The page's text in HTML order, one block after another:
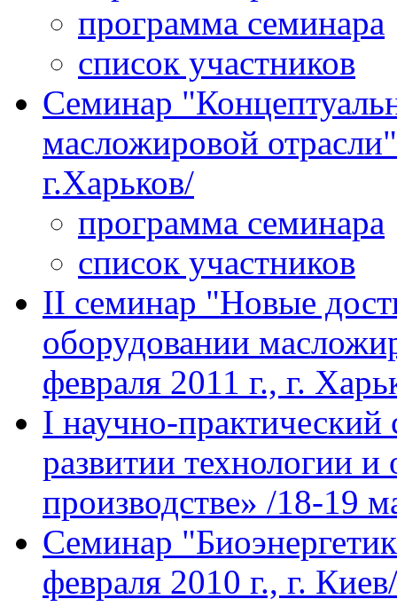
программа семинара
список участников
Семинар
масложировой
г.Харьков/
программа семинара
список участников
II семинар "Новые
оборудовании
февраля 2011 г., г.
I научно-
развитии технологии
производстве» /18-19
Семинар
февраля 2010 г., г. Киев/